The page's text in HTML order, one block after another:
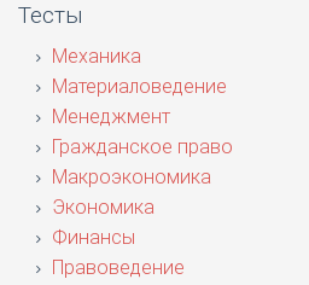
Тесты
Механика
Материаловедение
Менеджмент
Гражданское право
Макроэкономика
Экономика
Финансы
Правоведение